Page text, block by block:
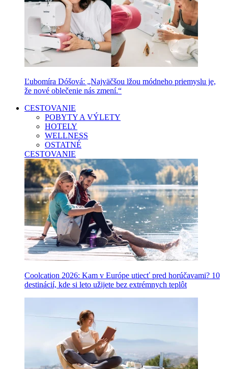
Ľubomíra Dóšová: „Najväčšou lžou módneho priemyslu je,
že nové oblečenie nás zmení.“
CESTOVANIE
POBYTY A VÝLETY
HOTELY
WELLNESS
OSTATNÉ
CESTOVANIE
Coolcation 2026: Kam v Európe utiecť pred horúčavami? 10
destinácií, kde si leto užijete bez extrémnych teplôt